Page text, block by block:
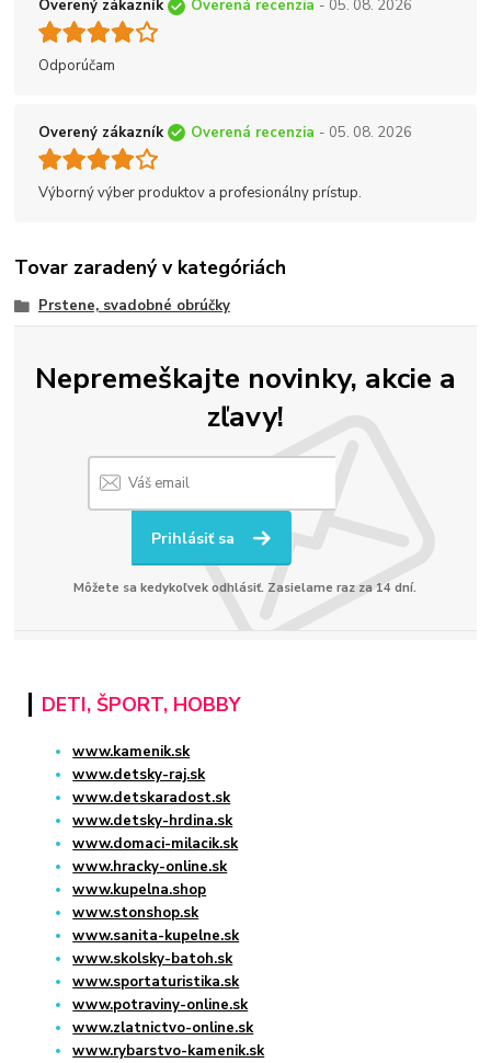
Overený zákazník Overená recenzia - 05. 08. 2026
Odporúčam
Overený zákazník Overená recenzia - 05. 08. 2026
Výborný výber produktov a profesionálny prístup.
Tovar zaradený v kategóriách
Prstene, svadobné obrúčky
Nepremeškajte novinky, akcie a
zľavy!
Prihlásiť sa
Môžete sa kedykoľvek odhlásiť. Zasielame raz za 14 dní.
DETI, ŠPORT, HOBBY
www.kamenik.sk
www.detsky-raj.sk
www.detskaradost.sk
www.detsky-hrdina.sk
www.domaci-milacik.sk
www.hracky-online.sk
www.kupelna.shop
www.stonshop.sk
www.sanita-kupelne.sk
www.skolsky-batoh.sk
www.sportaturistika.sk
www.potraviny-online.sk
www.zlatnictvo-online.sk
www.rybarstvo-kamenik.sk